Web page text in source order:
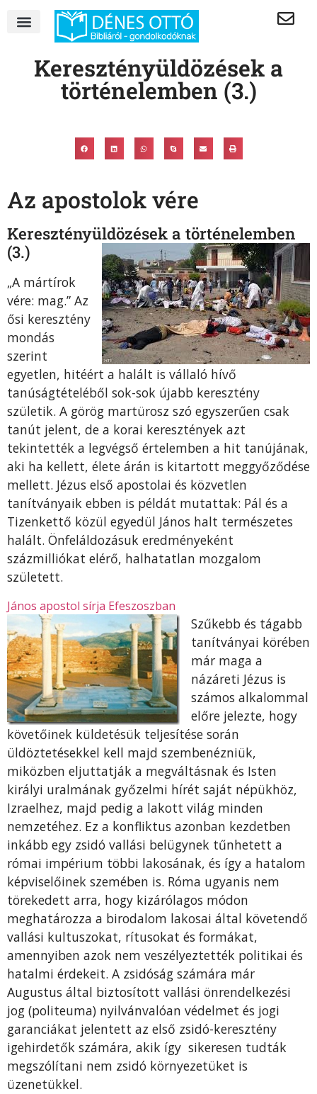
Keresztényüldözések a
történelemben (3.)
Az apostolok vére
Keresztényüldözések a történelemben
(3.)
„A mártírok
vére: mag.” Az
ősi keresztény
mondás
szerint
egyetlen, hitéért a halált is vállaló hívő
tanúságtételéből sok-sok újabb keresztény
születik. A görög martürosz szó egyszerűen csak
tanút jelent, de a korai keresztények azt
tekintették a legvégső értelemben a hit tanújának,
aki ha kellett, élete árán is kitartott meggyőződése
mellett. Jézus első apostolai és közvetlen
tanítványaik ebben is példát mutattak: Pál és a
Tizenkettő közül egyedül János halt természetes
halált. Önfeláldozásuk eredményeként
százmilliókat elérő, halhatatlan mozgalom
született.
János apostol sírja Efeszoszban
Szűkebb és tágabb
tanítványai körében
már maga a
názáreti Jézus is
számos alkalommal
előre jelezte, hogy
követőinek küldetésük teljesítése során
üldöztetésekkel kell majd szembenézniük,
miközben eljuttatják a megváltásnak és Isten
királyi uralmának győzelmi hírét saját népükhöz,
Izraelhez, majd pedig a lakott világ minden
nemzetéhez. Ez a konfliktus azonban kezdetben
inkább egy zsidó vallási belügynek tűnhetett a
római impérium többi lakosának, és így a hatalom
képviselőinek szemében is. Róma ugyanis nem
törekedett arra, hogy kizárólagos módon
meghatározza a birodalom lakosai által követendő
vallási kultuszokat, rítusokat és formákat,
amennyiben azok nem veszélyeztették politikai és
hatalmi érdekeit. A zsidóság számára már
Augustus által biztosított vallási önrendelkezési
jog (politeuma) nyilvánvalóan védelmet és jogi
garanciákat jelentett az első zsidó-keresztény
igehirdetők számára, akik így sikeresen tudták
megszólítani nem zsidó környezetüket is
üzenetükkel.